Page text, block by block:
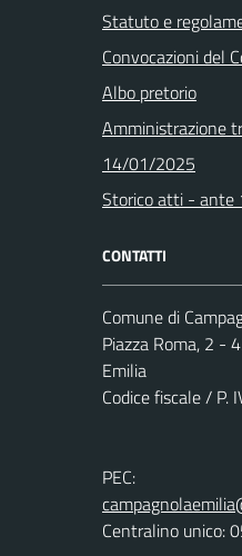
Statuto e
Convocazioni del
Albo pretorio
Amministrazione
14/01/2025
Storico atti -
CONTATTI
Comune di
Piazza Roma, 2 -
Emilia
Codice fiscale /
PEC:
Centralino unico: